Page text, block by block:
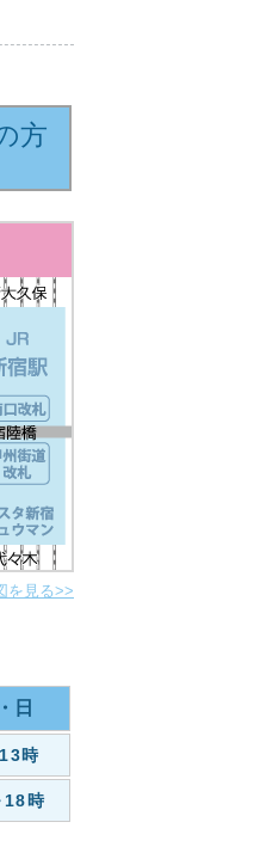
方
を見る>>
日
時
18時